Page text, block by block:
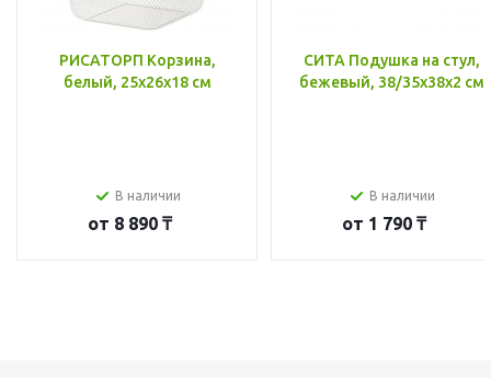
РИСАТОРП Корзина,
белый, 25x26x18 см
В наличии
от 8 890 ₸
СИТА Подушка на стул,
бежевый, 38/35x38x2 см
В наличии
от 1 790 ₸